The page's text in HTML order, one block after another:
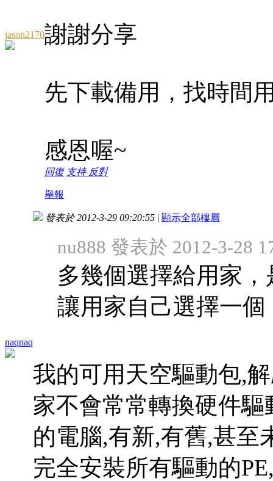
jason2170謝謝分享
先下載備用，找時間
感恩喔~
回復 支持 反對
舉報
naqnaq
發表於 2012-3-29 09:20:55 | 顯示全部樓層
nu888 發表於 2012-3-28
多幾個選擇給用家
讓用家自己選擇一
我的可用天空驅動包,
家不會常常轉換硬件
的電腦,有新,有舊,甚至
完全安裝所有驅動的